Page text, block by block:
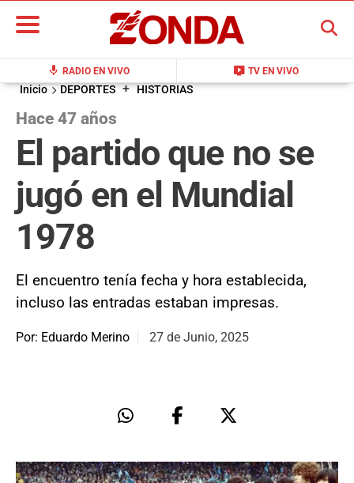
mic RADIO EN VIVO live_tv TV EN VIVO
BUSCAR
Inicio DEPORTES + HISTORIAS
Hace 47 años
El partido que no se
jugó en el Mundial
1978
El encuentro tenía fecha y hora establecida,
incluso las entradas estaban impresas.
Por: Eduardo Merino 27 de Junio, 2025